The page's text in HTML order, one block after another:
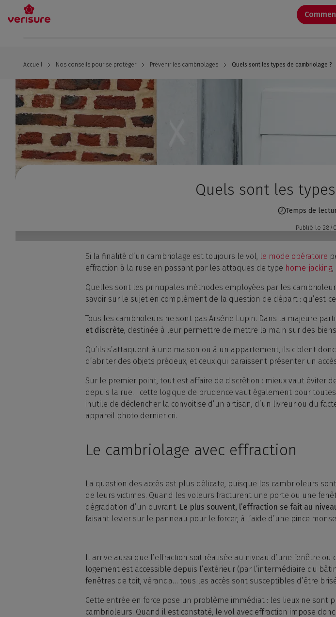
contenu
Accueil Nos conseils pour se protéger Prévenir les cambriolages Quels sont les types de cambriolage ?
Quels sont les
Temps de
Publié le 28/
Si la finalité d’un cambriolage est toujours le vol, le mode opératoire
effraction à la ruse en passant par les attaques de type home-jacking,
Quelles sont les principales méthodes employées par les
savoir sur le sujet en complément de la question de départ : qu’est-
Tous les cambrioleurs ne sont pas Arsène Lupin. Dans la majeure
et discrète, destinée à leur permettre de mettre la main sur des
Qu’ils s’attaquent à une maison ou à un appartement, ils ciblent
d’abriter des objets précieux, et ceux qui paraissent présenter un
Sur le premier point, tout est affaire de discrétion : mieux vaut éviter
depuis la rue… cette logique de prudence vaut également pour
inutile de déclencher la convoitise d’un artisan, d’un livreur ou du
appareil photo dernier cri.
Le cambriolage avec effraction
La question des accès est plus délicate, puisque les cambrioleurs
de leurs victimes. Quand les voleurs fracturent une porte ou une
dégradation d’un ouvrant. Le plus souvent, l’effraction se fait au
faisant levier sur le panneau pour le forcer, à l’aide d’une pince
Il arrive aussi que l’effraction soit réalisée au niveau d’une fenêtre
logement est accessible depuis l’extérieur (par l’intermédiaire du
fenêtres de toit, véranda… tous les accès sont susceptibles d’être
Cette entrée en force pose un problème immédiat : les lieux ne sont
cambrioleurs. Quand il est constaté, le vol avec effraction impose